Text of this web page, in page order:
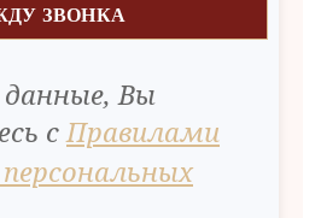
ЗВОНКА
Вы
сПравилами